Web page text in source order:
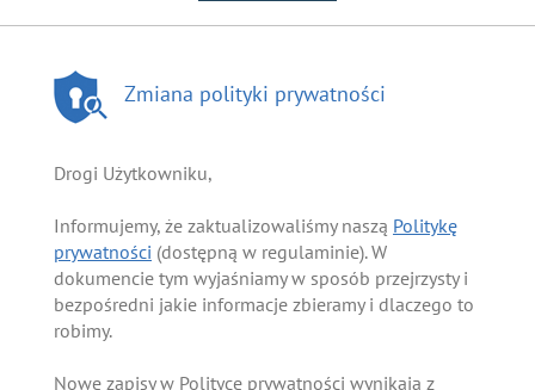
Zmiana polityki prywatności
Drogi Użytkowniku,
Informujemy, że zaktualizowaliśmy naszą Politykę
prywatności (dostępną w regulaminie). W
dokumencie tym wyjaśniamy w sposób przejrzysty i
bezpośredni jakie informacje zbieramy i dlaczego to
robimy.
Nowe zapisy w Polityce prywatności wynikają z